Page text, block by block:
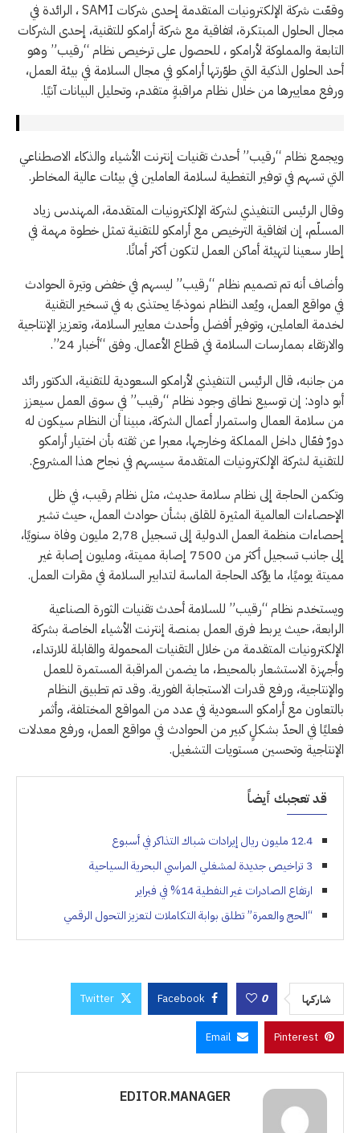
وقعّت شركة الإلكترونيات المتقدمة إحدى شركات SAMI ، الرائدة في
مجال الحلول المبتكرة، اتفاقية مع شركة أرامكو للتقنية، إحدى الشركات
التابعة والمملوكة لأرامكو ، للحصول على ترخيص نظام “رقيب” وهو
أحد الحلول الذكية التي طوّرتها أرامكو في مجال السلامة في بيئة العمل،
ورفع معاييرها من خلال نظام مراقبةٍ متقدم، وتحليل البيانات آنيًا.
ويجمع نظام “رقيب” أحدث تقنيات إنترنت الأشياء والذكاء الاصطناعي
التي تسهم في توفير التغطية لسلامة العاملين في بيئات عالية المخاطر.
وقال الرئيس التنفيذي لشركة الإلكترونيات المتقدمة، المهندس زياد
المسلّم، إن اتفاقية الترخيص مع أرامكو للتقنية تمثل خطوة مهمة في
إطار سعينا لتهيئة أماكن العمل لتكون أكثر أمانًا.
وأضاف أنه تم تصميم نظام “رقيب” ليسهم في خفض وتيرة الحوادث
في مواقع العمل، ويُعد النظام نموذجًا يحتذى به في تسخير التقنية
لخدمة العاملين، وتوفير أفضل وأحدث معايير السلامة، وتعزيز الإنتاجية
والارتقاء بممارسات السلامة في قطاع الأعمال. وفق “أخبار 24”.
من جانبه، قال الرئيس التنفيذي لأرامكو السعودية للتقنية، الدكتور رائد
أبو داود: إن توسيع نطاق وجود نظام “رقيب” في سوق العمل سيعزز
من سلامة العمال واستمرار أعمال الشركة، مبينا أن النظام سيكون له
دورٌ فعّال داخل المملكة وخارجها، معبرا عن ثقته بأن اختيار أرامكو
للتقنية لشركة الإلكترونيات المتقدمة سيسهم في نجاح هذا المشروع.
وتكمن الحاجة إلى نظام سلامة حديث، مثل نظام رقيب، في ظل
الإحصاءات العالمية المثيرة للقلق بشأن حوادث العمل، حيث تشير
إحصاءات منظمة العمل الدولية إلى تسجيل 2,78 مليون وفاة سنويًا،
إلى جانب تسجيل أكثر من 7500 إصابة مميتة، ومليون إصابة غير
مميتة يوميًا، ما يؤكد الحاجة الماسة لتدابير السلامة في مقرات العمل.
ويستخدم نظام “رقيب” للسلامة أحدث تقنيات الثورة الصناعية
الرابعة، حيث يربط فرق العمل بمنصة إنترنت الأشياء الخاصة بشركة
الإلكترونيات المتقدمة من خلال التقنيات المحمولة والقابلة للارتداء،
وأجهزة الاستشعار بالمحيط، ما يضمن المراقبة المستمرة للعمل
والإنتاجية، ورفع قدرات الاستجابة الفورية. وقد تم تطبيق النظام
بالتعاون مع أرامكو السعودية في عدد من المواقع المختلفة، وأثمر
فعليًا في الحدّ بشكلٍ كبير من الحوادث في مواقع العمل، ورفع معدلات
الإنتاجية وتحسين مستويات التشغيل.
قد تعجبك أيضاً
12.4 مليون ريال إيرادات شباك التذاكر في أسبوع
3 تراخيص جديدة لمشغلي المراسي البحرية السياحية
ارتفاع الصادرات غير النفطية 14% في فبراير
“الحج والعمرة” تطلق بوابة التكاملات لتعزيز التحول الرقمي
شاركها 0
Facebook
Twitter
Pinterest
Email
EDITOR.MANAGER